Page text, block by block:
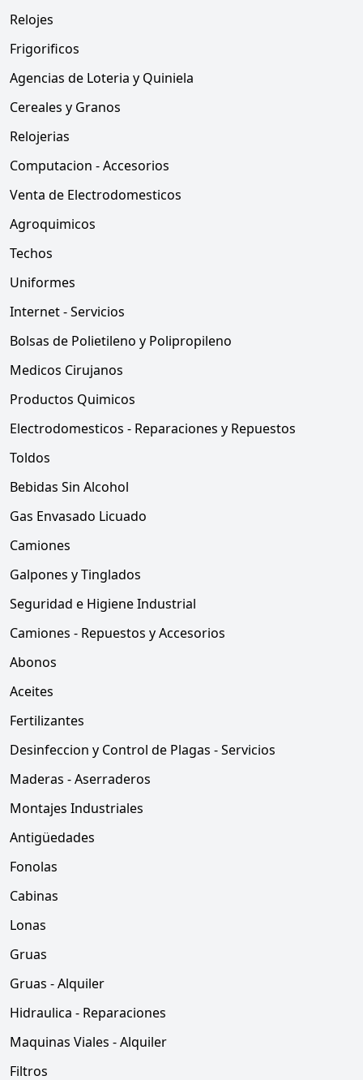
Relojes
Frigorificos
Agencias de Loteria y Quiniela
Cereales y Granos
Relojerias
Computacion - Accesorios
Venta de Electrodomesticos
Agroquimicos
Techos
Uniformes
Internet - Servicios
Bolsas de Polietileno y Polipropileno
Medicos Cirujanos
Productos Quimicos
Electrodomesticos - Reparaciones y Repuestos
Toldos
Bebidas Sin Alcohol
Gas Envasado Licuado
Camiones
Galpones y Tinglados
Seguridad e Higiene Industrial
Camiones - Repuestos y Accesorios
Abonos
Aceites
Fertilizantes
Desinfeccion y Control de Plagas - Servicios
Maderas - Aserraderos
Montajes Industriales
Antigüedades
Fonolas
Cabinas
Lonas
Gruas
Gruas - Alquiler
Hidraulica - Reparaciones
Maquinas Viales - Alquiler
Filtros